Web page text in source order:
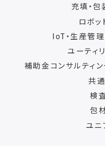
充填・包
ロボッ
IoT・生産管
ユーティ
補助金コンサルティ
共
検
包
ユニ